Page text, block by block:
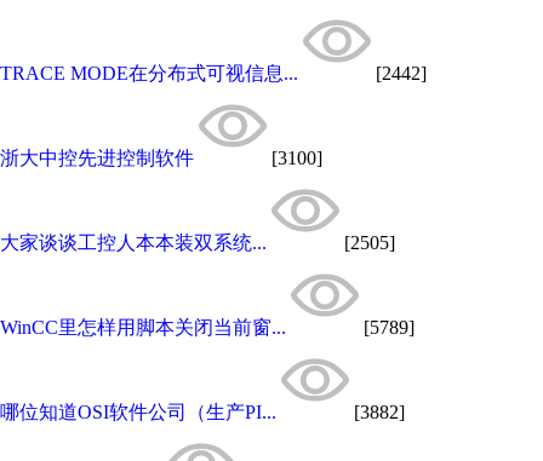
TRACE MODE在分布式可视信息... [2442]
浙大中控先进控制软件 [3100]
大家谈谈工控人本本装双系统... [2505]
WinCC里怎样用脚本关闭当前窗... [5789]
哪位知道OSI软件公司（生产PI... [3882]